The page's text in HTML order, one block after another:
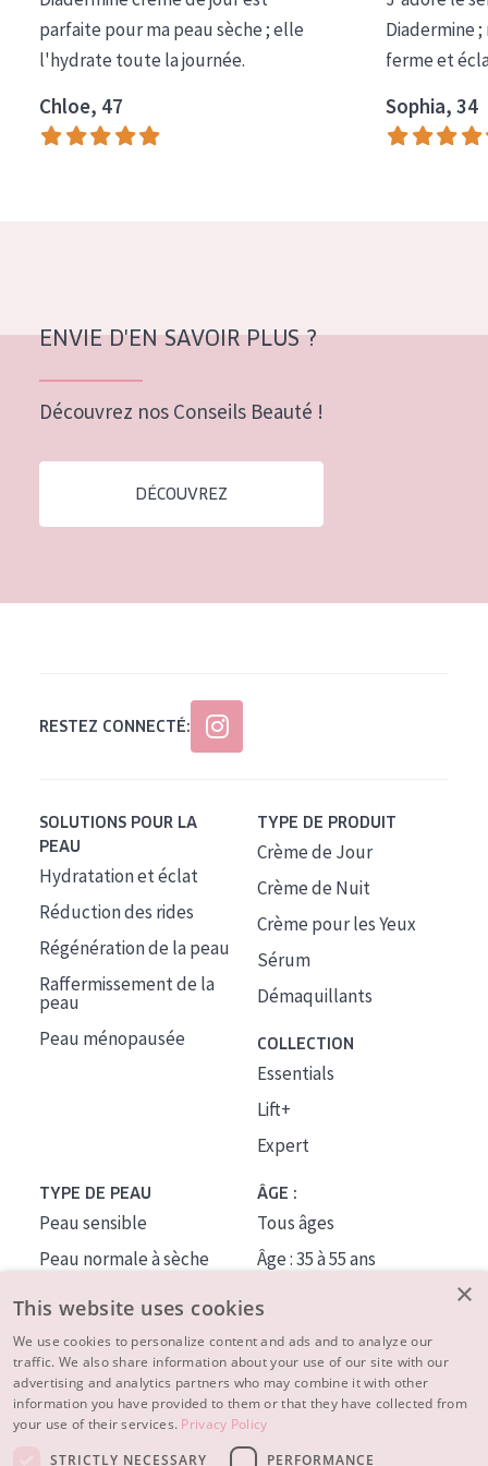
COLLECTION
Essentials
Lift+
Expert
Peau mixte ou grasse
Peau ménopausée
ÂGE :
parfaite pour ma peau sèche ; elle
l'hydrate toute la journée.
Chloe, 47
Diadermine
ferme et
Sophia, 34
ENVIE D'EN SAVOIR PLUS ?
Découvrez nos Conseils Beauté !
DÉCOUVREZ
RESTEZ CONNECTÉ:
SOLUTIONS POUR LA
PEAU
Hydratation et éclat
Réduction des rides
Régénération de la peau
Raffermissement de la
peau
Peau ménopausée
TYPE DE PRODUIT
Crème de Jour
Crème de Nuit
Crème pour les Yeux
Sérum
Démaquillants
COLLECTION
Essentials
Lift+
Expert
TYPE DE PEAU
Peau sensible
Peau normale à sèche
Peau mixte ou grasse
Peau mature
Peau ménopausée
ÂGE :
Tous âges
Âge : 35 à 55 ans
À PROPOS
CONSEILS BEAUTÉ
×
This website uses cookies
We use cookies to personalize content and ads and to analyze our
traffic. We also share information about your use of our site with our
advertising and analytics partners who may combine it with other
information you have provided to them or that they have collected from
your use of their services. Privacy Policy
STRICTLY NECESSARY
PERFORMANCE